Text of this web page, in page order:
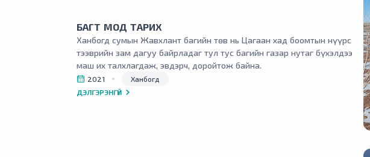
БАГТ МОД ТАРИХ
Ханбогд сумын Жавхлант багийн төв нь Цагаан хад боомтын нүүрс
тээврийн зам дагуу байрладаг тул тус багийн газар нутаг бүхэлдээ
маш их талхлагдаж, эвдэрч, доройтож байна.
2021
Ханбогд
ДЭЛГЭРЭНГҮЙ